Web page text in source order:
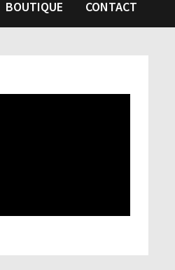
BOUTIQUE CONTACT